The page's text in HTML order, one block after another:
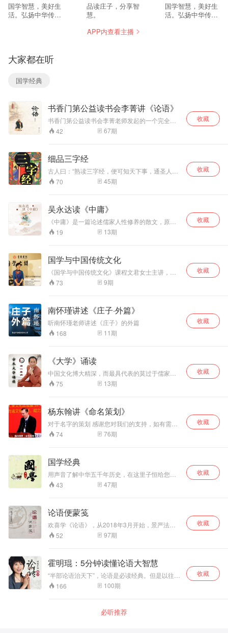
国学智慧，美好生
活。弘扬中华传统
品读庄子，分享智
慧。
国学智慧，美好生
活。弘扬中华传统
APP内查看主播
大家都在听
国学经典
书香门第公益读书会李菁讲《论语》
书香门第公益读书会李菁老师发起的一个完全公
益分享传统文化的平台，之前已经完成了大学，
论语、弟子规、十善业道经、中庸、了凡四训等
42 67期
收藏
细品三字经
古人曰：“熟读三字经，便可知天下事，通圣人
礼。”《中华文化大讲堂》之“经典解读” 邀请中华
文化传播者虞向阳老师畅谈《三字经》中的人生
所出现的各种问题的根源，陶冶心灵，回归纯
净。内容丰富而不冗长；气氛活跃而不沉闷；视
角独特而不犀利；言语幽默而不刻意。《中华文
化大讲堂》邀请您一聆听《三字经》。
70 45期
收藏
吴永达读《中庸》
《中庸》是一篇论述儒家人性修养的散文，原是
《礼记》第三十一篇，相传为子思所作，是儒家
学说经典论著。经北宋程颢、程颐极力尊崇，南
语》、《孟子》并称为“四书”。宋、元以后，《中
庸》成为学校官定的教科书和科举考试的必读
书，对中国古代教育产生了极大的影响。
19 13期
收藏
国学与中国传统文化
《国学与中国传统文化》课程文君女士主讲，共9
讲，全长184分钟。 文君老师由“何为国学？”“国
学何用？”谈到“国学从何而来？”“国学怎么学？”等
的国学有一个古老而神秘的根脉，那就是阴阳五
行理论。它体现了古代人对宇宙万物的认知。相
生相克的理论揭示了普遍联系的自然规律。直至
今天，伟大的智慧依旧对我们的有所裨益，并指
导着我们的认识方式和思维方式。
73 9期
收藏
南怀瑾讲述《庄子·外篇》
听南怀瑾老师讲述《庄子》的外篇
168
11期
收藏
《大学》诵读
中国文化博大精深，而最具代表的莫过于儒家的
经典。明一老师想通过诵读和分享儒家经典，让
更多人了解经典，走进经典，融入经典，让经典
经典主要包括：《大学》《中庸》《论语》《孝
经》《弟子规》等，读经典可以让我们心情平
和、开启智慧、增强记忆、预防痴呆、增加气
质、树立正见、还可以练习普通话等等。让我们
一起来学习经典、感悟经典、分享 经典、成就幸
听。未来也会在蜻蜓fm做《大学》浅解的直播，
希望对大家有多帮助！
75 13期
收藏
杨东翰讲《命名策划》
对于名字的策划 感谢您对我们的支持，如有需要
可以与我们联系；微信17151097444
74 76期
收藏
国学经典
用声音了解中华五千年历史，在这里子恒给您讲
讲那些国学智慧。
43 47期
收藏
论语便蒙笺
欢喜学《论语》，从2018年3月开始，景严法师
第二次讲述《论语》。
52 97期
收藏
霍明琨：5分钟读懂论语大智慧
“半部论语治天下”，论语是必读经典。但是以往的
解读太概括，很多人囫囵吞枣。和霍老师一起学
《论语》，每天一则5-8分钟，轻松掌握论语精
微信学习群配合，每天晒作业、诵读，帮助管理
自我，提升学习效果。
166 100期
收藏
必听推荐